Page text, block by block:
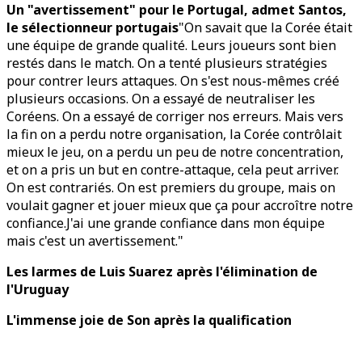
Un "avertissement" pour le Portugal, admet Santos,
le sélectionneur portugais"On savait que la Corée était
une équipe de grande qualité. Leurs joueurs sont bien
restés dans le match. On a tenté plusieurs stratégies
pour contrer leurs attaques. On s'est nous-mêmes créé
plusieurs occasions. On a essayé de neutraliser les
Coréens. On a essayé de corriger nos erreurs. Mais vers
la fin on a perdu notre organisation, la Corée contrôlait
mieux le jeu, on a perdu un peu de notre concentration,
et on a pris un but en contre-attaque, cela peut arriver.
On est contrariés. On est premiers du groupe, mais on
voulait gagner et jouer mieux que ça pour accroître notre
confiance.J'ai une grande confiance dans mon équipe
mais c'est un avertissement."
Les larmes de Luis Suarez après l'élimination de
l'Uruguay
L'immense joie de Son après la qualification